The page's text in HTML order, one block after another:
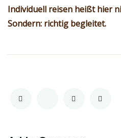
Individuell reisen heißt hier
Sondern: richtig begleitet.